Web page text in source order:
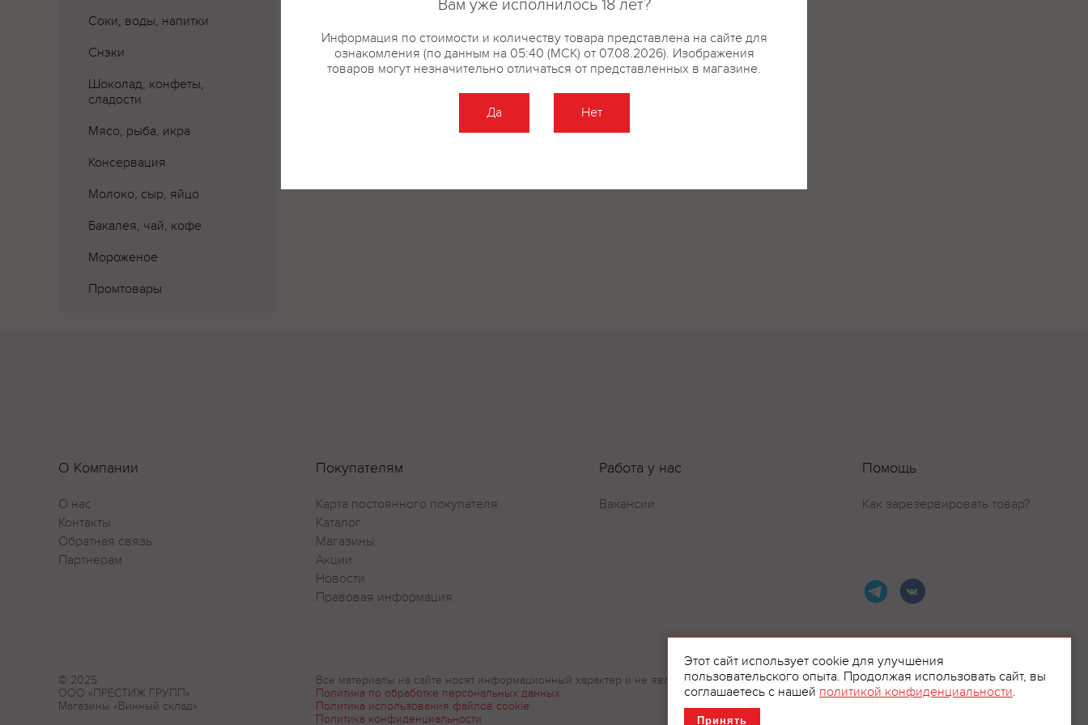
Соки, воды, напитки
Снэки
Шоколад, конфеты,
сладости
Мясо, рыба, икра
Консервация
Молоко, сыр, яйцо
Бакалея, чай, кофе
Мороженое
Промтовары
О Компании
О нас
Контакты
Обратная связь
Партнерам
Покупателям
Карта постоянного покупателя
Каталог
Магазины
Акции
Новости
Правовая информация
Работа у нас
Вакансии
Помощь
Как зарезервировать товар?
© 2025
ООО «ПРЕСТИЖ ГРУПП»
Магазины «Винный склад»
Все материалы на сайте носят информационный характер и не являются рекламой.
Политика по обработке персональных данных
Политика использования файлов cookie
Политика конфиденциальности
Этот сайт использует cookie для улучшения
пользовательского опыта. Продолжая использовать сайт, вы
соглашаетесь с нашей политикой конфиденциальности.
Принять
Вам уже исполнилось 18 лет?
Информация по стоимости и количеству товара представлена на сайте для
ознакомления (по данным на 05:40 (МСК) от 07.08.2026). Изображения
товаров могут незначительно отличаться от представленных в магазине.
Да Нет